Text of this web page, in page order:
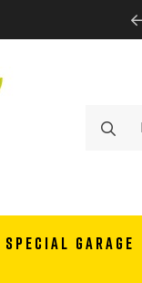
SPECIAL GARAGE